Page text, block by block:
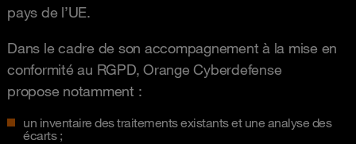
pays de l’UE.
Dans le cadre de son accompagnement à la mise en
conformité au RGPD, Orange Cyberdefense
propose notamment :
un inventaire des traitements existants et une analyse des
écarts ;